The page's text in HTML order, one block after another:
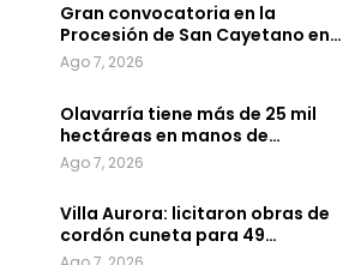
Gran convocatoria en la
Procesión de San Cayetano en…
Ago 7, 2026
Olavarría tiene más de 25 mil
hectáreas en manos de…
Ago 7, 2026
Villa Aurora: licitaron obras de
cordón cuneta para 49…